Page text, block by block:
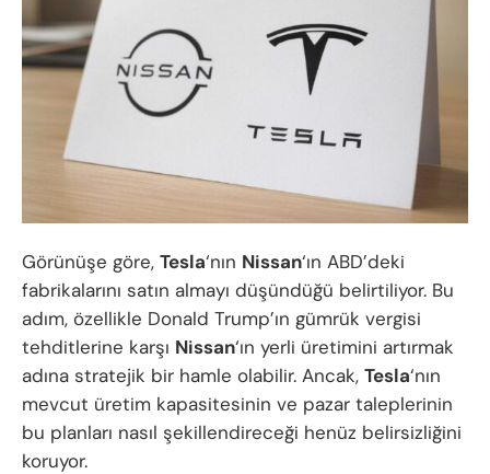
Görünüşe göre, Tesla‘nın Nissan‘ın ABD’deki
fabrikalarını satın almayı düşündüğü belirtiliyor. Bu
adım, özellikle Donald Trump’ın gümrük vergisi
tehditlerine karşı Nissan‘ın yerli üretimini artırmak
adına stratejik bir hamle olabilir. Ancak, Tesla‘nın
mevcut üretim kapasitesinin ve pazar taleplerinin
bu planları nasıl şekillendireceği henüz belirsizliğini
koruyor.